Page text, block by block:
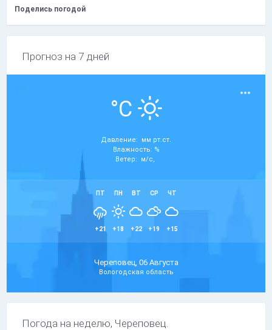
Поделись погодой
Прогноз на 7 дней
°C
Давление: мм рт.ст.
Влажность: %
Ветер: м/с,
ПТ
+21
ПН
+18
ВТ
+22
СР
+19
ЧТ
+15
Череповец, 06 Августа
Вологодская область
Погода на неделю, Череповец.